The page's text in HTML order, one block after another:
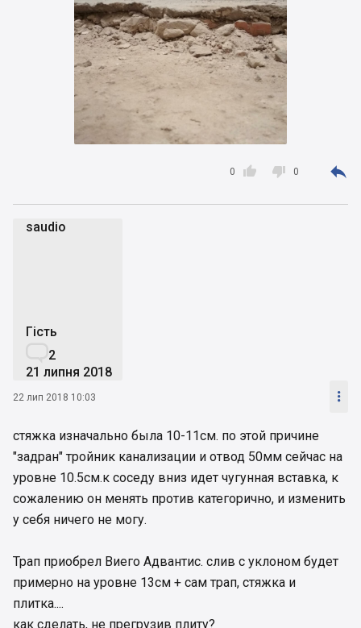

0  0 
saudio
Гість
2
21 липня 2018
22 лип 2018 10:03 
стяжка изначально была 10-11см. по этой причине
"задран" тройник канализации и отвод 50мм сейчас на
уровне 10.5см.к соседу вниз идет чугунная вставка, к
сожалению он менять против категорично, и изменить
у себя ничего не могу.
Трап приобрел Виего Адвантис. слив с уклоном будет
примерно на уровне 13см + сам трап, стяжка и
плитка....
как сделать, не прегрузив плиту?